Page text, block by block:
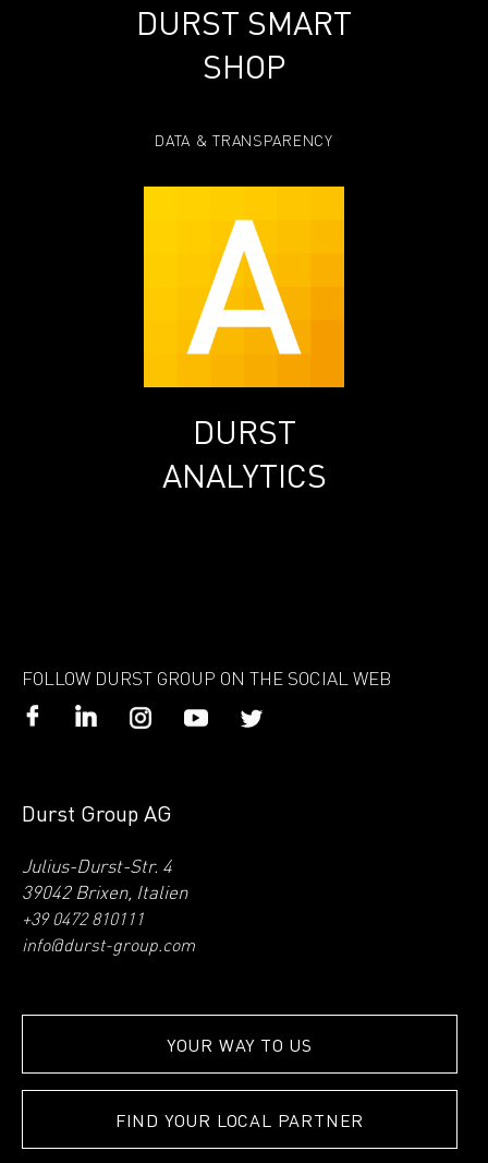
DURST SMART
SHOP
DATA & TRANSPARENCY
DURST
ANALYTICS
FOLLOW DURST GROUP ON THE SOCIAL WEB
Durst Group AG
Julius-Durst-Str. 4
39042 Brixen, Italien
+39 0472 810111
info@durst-group.com
YOUR WAY TO US
FIND YOUR LOCAL PARTNER